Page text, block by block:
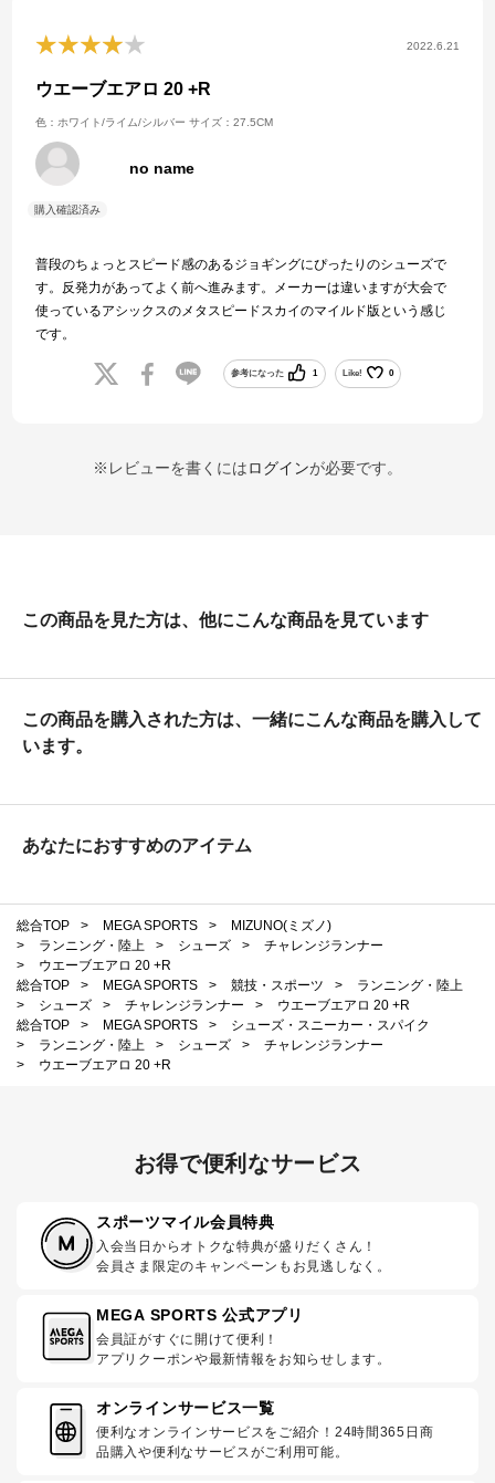
2022.6.21
ウエーブエアロ 20 +R
色：ホワイト/ライム/シルバー サイズ：27.5CM
no name
普段のちょっとスピード感のあるジョギングにぴったりのシューズで
す。反発力があってよく前へ進みます。メーカーは違いますが大会で
使っているアシックスのメタスピードスカイのマイルド版という感じ
です。
参考になった 1 Like! 0
※レビューを書くにはログインが必要です。
この商品を見た方は、他にこんな商品を見ています
この商品を購入された方は、一緒にこんな商品を購入して
います。
あなたにおすすめのアイテム
総合TOP > MEGA SPORTS >
MIZUNO(ミズノ)
>
ランニング・陸上 > シューズ >
チャレンジランナー
>
ウエーブエアロ 20 +R
総合TOP
> MEGA SPORTS > 競技・スポーツ >
ランニング・陸上
>
シューズ > チャレンジランナー >
ウエーブエアロ 20 +R
総合TOP
> MEGA SPORTS >
シューズ・スニーカー・スパイク
>
ランニング・陸上 > シューズ >
チャレンジランナー
>
ウエーブエアロ 20 +R
お得で便利なサービス
スポーツマイル会員特典
入会当日からオトクな特典が盛りだくさん！
会員さま限定のキャンペーンもお見逃しなく。
MEGA SPORTS 公式アプリ
会員証がすぐに開けて便利！
アプリクーポンや最新情報をお知らせします。
オンラインサービス一覧
便利なオンラインサービスをご紹介！24時間365日商
品購入や便利なサービスがご利用可能。